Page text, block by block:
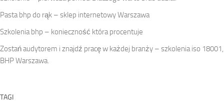
Pasta bhp do rąk – sklep internetowy Warszawa
Szkolenia bhp – konieczność która procentuje
Zostań audytorem i znajdź pracę w każdej branży – szkolenia iso 18001,
BHP Warszawa.
TAGI